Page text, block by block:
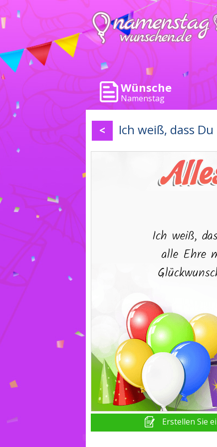
Wünsche
Namenstag
< Ich weiß, dass
Erstellen Sie